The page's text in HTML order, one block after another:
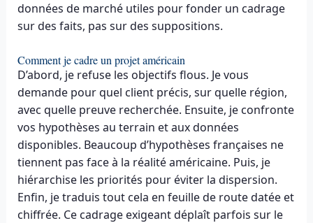
données de marché utiles pour fonder un cadrage
sur des faits, pas sur des suppositions.
Comment je cadre un projet américain
D’abord, je refuse les objectifs flous. Je vous
demande pour quel client précis, sur quelle région,
avec quelle preuve recherchée. Ensuite, je confronte
vos hypothèses au terrain et aux données
disponibles. Beaucoup d’hypothèses françaises ne
tiennent pas face à la réalité américaine. Puis, je
hiérarchise les priorités pour éviter la dispersion.
Enfin, je traduis tout cela en feuille de route datée et
chiffrée. Ce cadrage exigeant déplaît parfois sur le